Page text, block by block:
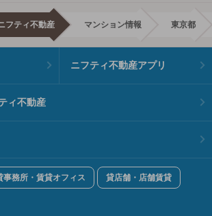
フティ不動産 マンション情報 東京都
ニフティ不動産アプリ
ィ不動産
事務所・賃貸オフィス 貸店舗・店舗賃貸